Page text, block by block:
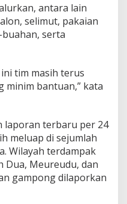
antara lain
selimut, pakaian
serta
tim masih terus
minim bantuan,” kata
laporan terbaru per 24
meluap di sejumlah
Wilayah terdampak
Dua, Meureudu, dan
gampong dilaporkan